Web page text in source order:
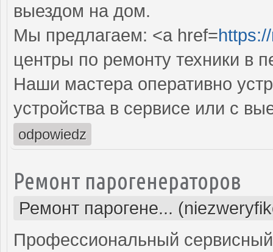
выездом на дом.
Мы предлагаем: <a href=
центры по ремонту техники в
Наши мастера оперативно
устройства в сервисе или с
odpowiedz
Ремонт парогенераторов
Ремонт парогене...
Профессиональный